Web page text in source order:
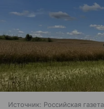
Источник: Российская газета